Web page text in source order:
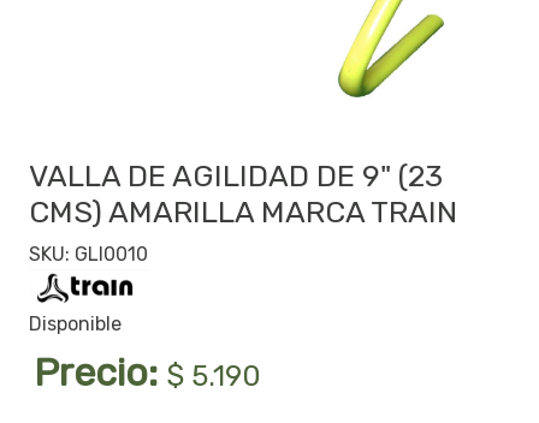
VALLA DE AGILIDAD DE 9" (23
CMS) AMARILLA MARCA TRAIN
SKU: GLI0010
Disponible
Precio: $ 5.190